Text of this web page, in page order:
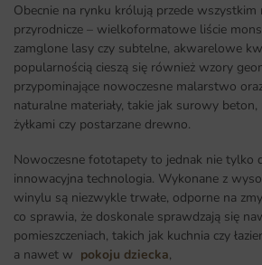
Obecnie na rynku królują przede
przyrodnicze – wielkoformatowe liście
zamglone lasy czy subtelne, akwarelowe
popularnością cieszą się również wzory
przypominające nowoczesne malarstwo
naturalne materiały, takie jak surowy beton,
żyłkami czy postarzane drewno.
Nowoczesne fototapety to jednak nie tylko
innowacyjna technologia. Wykonane z
winylu są niezwykle trwałe, odporne na
co sprawia, że doskonale sprawdzają się
pomieszczeniach, takich jak kuchnia czy
a nawet w pokoju dziecka,